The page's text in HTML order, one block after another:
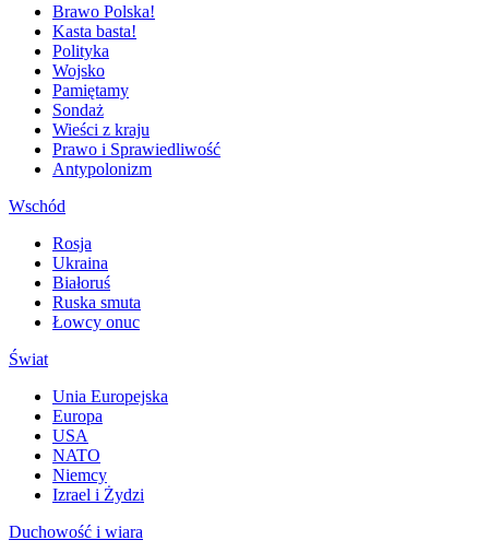
Brawo Polska!
Kasta basta!
Polityka
Wojsko
Pamiętamy
Sondaż
Wieści z kraju
Prawo i Sprawiedliwość
Antypolonizm
Wschód
Rosja
Ukraina
Białoruś
Ruska smuta
Łowcy onuc
Świat
Unia Europejska
Europa
USA
NATO
Niemcy
Izrael i Żydzi
Duchowość i wiara